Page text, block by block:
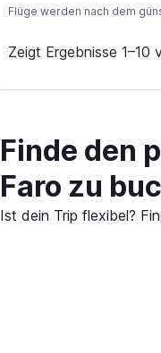
Flüge werden nach dem
Zeigt Ergebnisse 1–10
Finde den
Faro zu
Ist dein Trip flexibel?